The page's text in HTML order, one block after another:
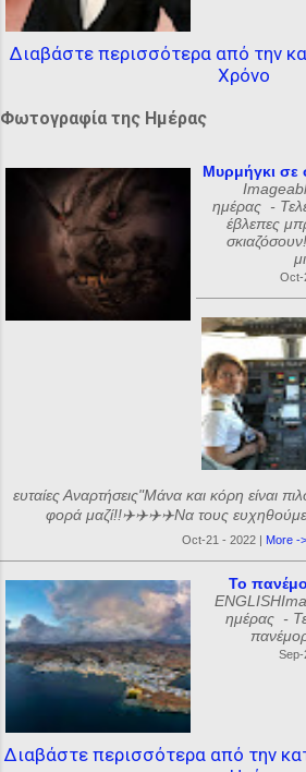
Διαβάστε περισσότερα από την
Χρόνο
Φωτογραφία της Ημέρας
Μυρμήγκι σε
ημέρας -
έβλεπες
Oct-
ευταίες Αναρτήσεις"Μάνα και κόρη είναι
φορά μαζί!!✈️✈️✈️✈️Να τους
Oct-21 - 2022 | More ->
Το
ημέρας -
Sep-
Διαβάστε περισσότερα από την